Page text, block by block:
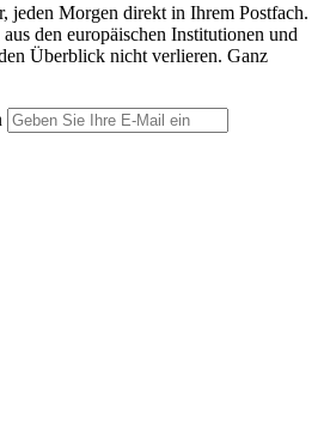
jeden Morgen direkt in Ihrem Postfach.
den europäischen Institutionen und
Überblick nicht verlieren. Ganz